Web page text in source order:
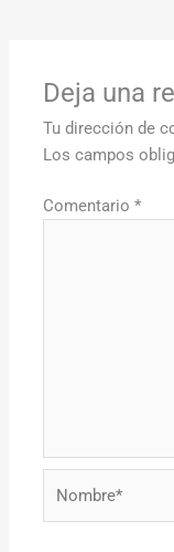
Deja una
Tu dirección de
Los campos
Comentario*